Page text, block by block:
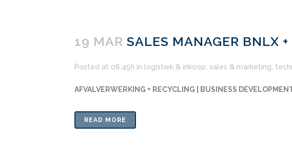
19 MAR SALES MANAGER BNLX
Posted at 08:45h in logistiek & inkoop sales & marketing
AFVALVERWERKING + RECYCLING | BUSINESS
READ MORE